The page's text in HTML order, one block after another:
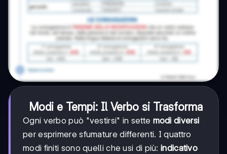
Modi e Tempi: Il Verbo si Trasforma
Ogni verbo può "vestirsi" in sette modi diversi
per esprimere sfumature differenti. I quattro
modi finiti sono quelli che usi di più:indicativo